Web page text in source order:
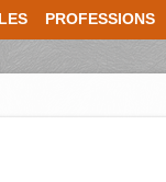
PROFESSIONS